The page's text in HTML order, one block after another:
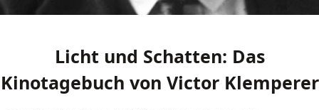
Licht und Schatten: Das
Kinotagebuch von Victor Klemperer